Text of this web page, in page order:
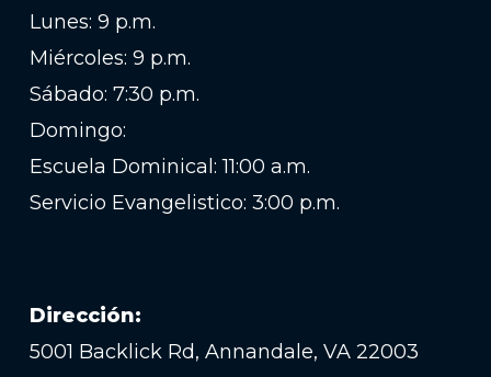
Lunes: 9 p.m.
Miércoles: 9 p.m.
Sábado: 7:30 p.m.
Domingo:
Escuela Dominical: 11:00 a.m.
Servicio Evangelistico: 3:00 p.m.
Dirección:
5001 Backlick Rd, Annandale, VA 22003